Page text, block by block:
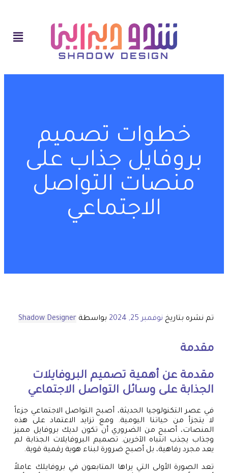
خطوات تصميم
بروفايل جذاب على
منصات التواصل
الاجتماعي
تم نشره بتاريخ نوفمبر 25, 2024 بواسطة Shadow Designer
مقدمة
مقدمة عن أهمية تصميم البروفايلات
الجذابة على وسائل التواصل الاجتماعي
في عصر التكنولوجيا الحديثة، أصبح التواصل الاجتماعي جزءاً
لا يتجزأ من حياتنا اليومية. ومع تزايد الاعتماد على هذه
المنصات، أصبح من الضروري أن تكون لديك بروفايل مميز
وجذاب يجذب انتباه الآخرين. تصميم البروفايلات الجذابة لم
يعد مجرد رفاهية، بل أصبح ضرورة لبناء هوية رقمية قوية.
تعد الصورة الأولى التي يراها المتابعون في بروفايلك عاملاً